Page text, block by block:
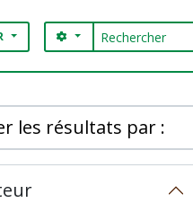
Rechercher
SEARCH OPTIONS
les résultats par :